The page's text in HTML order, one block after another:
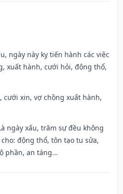
ngày này kỵ tiến hành các việc
xuất hành, cưới hỏi, động thổ,
cưới xin, vợ chồng xuất hành,
ngày xấu, trăm sự đều không
động thổ, tôn tạo tu sửa,
phần, an táng...